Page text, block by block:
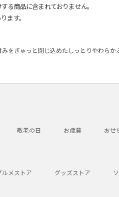
る商品に含まれておりません。
ます。
みをぎゅっと閉じ込めたしっとりやわら
敬老の日 お歳暮 おせ
メストア グッズストア